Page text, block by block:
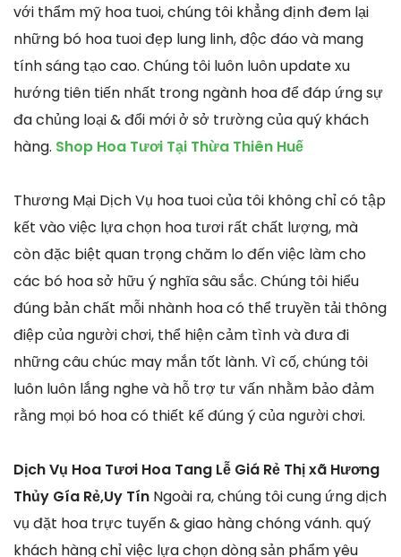
với thẩm mỹ hoa tuoi, chúng tôi khẳng định đem lại
những bó hoa tuoi đẹp lung linh, độc đáo và mang
tính sáng tạo cao. Chúng tôi luôn luôn update xu
hướng tiên tiến nhất trong ngành hoa để đáp ứng sự
đa chủng loại & đổi mới ở sở trường của quý khách
hàng. Shop Hoa Tươi Tại Thừa Thiên Huế
Thương Mại Dịch Vụ hoa tuoi của tôi không chỉ có tập
kết vào việc lựa chọn hoa tươi rất chất lượng, mà
còn đặc biệt quan trọng chăm lo đến việc làm cho
các bó hoa sở hữu ý nghĩa sâu sắc. Chúng tôi hiểu
đúng bản chất mỗi nhành hoa có thể truyền tải thông
điệp của người chơi, thể hiện cảm tình và đưa đi
những câu chúc may mắn tốt lành. Vì cố, chúng tôi
luôn luôn lắng nghe và hỗ trợ tư vấn nhằm bảo đảm
rằng mọi bó hoa có thiết kế đúng ý của người chơi.
Dịch Vụ Hoa Tươi Hoa Tang Lễ Giá Rẻ Thị xã Hương
Thủy Gía Rẻ,Uy Tín Ngoài ra, chúng tôi cung ứng dịch
vụ đặt hoa trực tuyến & giao hàng chóng vánh. quý
khách hàng chỉ việc lựa chọn dòng sản phẩm yêu